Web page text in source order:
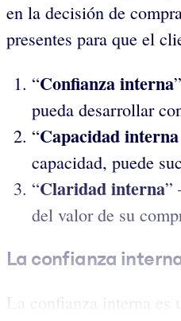
en la decisión de
presentes para que el
“Confianza interna
pueda desarrollar
“Capacidad
capacidad, puede
“Claridad interna”
del valor de su
La confianza
La confianza interna es